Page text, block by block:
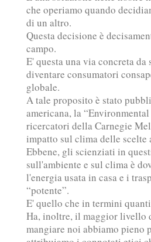
che operiamo quando
di un altro.
Questa decisione è
campo.
E' questa una via concreta
diventare consumatori
globale.
A tale proposito è stato
americana, la
ricercatori della Carnegie
impatto sul clima delle
Ebbene, gli scienziati in
sull'ambiente e sul clima è
l'energia usata in casa e i
“potente”.
E' quello che in termini
Ha, inoltre, il maggior livello
mangiare noi abbiamo pieno